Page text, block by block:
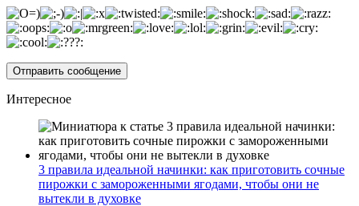
Интересное
3 правила идеальной начинки: как приготовить сочные
пирожки с замороженными ягодами, чтобы они не
вытекли в духовке